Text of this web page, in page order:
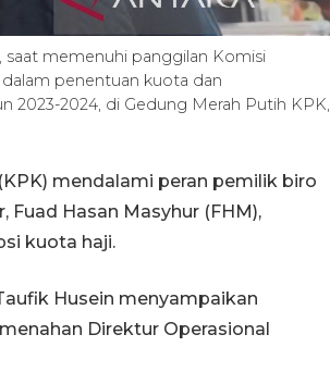
saat memenuhi panggilan Komisi
penentuan kuota dan
2023-2024, di Gedung Merah Putih KPK,
mendalami peran pemilik biro
Fuad Hasan Masyhur (FHM),
kuota haji.
Husein menyampaikan
Direktur Operasional